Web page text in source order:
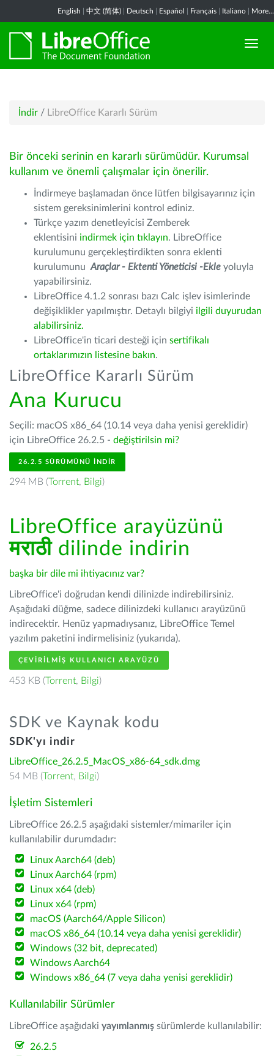
English 中文 (简体) Deutsch Español Français Italiano More...
İndir / LibreOffice Kararlı Sürüm
Bir önceki serinin en kararlı sürümüdür. Kurumsal
kullanım ve önemli çalışmalar için önerilir.
İndirmeye başlamadan önce lütfen bilgisayarınız için
sistem gereksinimlerini kontrol ediniz.
Türkçe yazım denetleyicisi Zemberek
eklentisini indirmek için tıklayın. LibreOffice
kurulumunu gerçekleştirdikten sonra eklenti
kurulumunu Araçlar - Ektenti Yöneticisi -Ekle yoluyla
yapabilirsiniz.
LibreOffice 4.1.2 sonrası bazı Calc işlev isimlerinde
değişiklikler yapılmıştır. Detaylı bilgiyi ilgili duyurudan
alabilirsiniz.
LibreOffice'in ticari desteği için sertifikalı
ortaklarımızın listesine bakın.
LibreOffice Kararlı Sürüm
Ana Kurucu
Seçili: macOS x86_64 (10.14 veya daha yenisi gereklidir)
için LibreOffice 26.2.5 - değiştirilsin mi?
26.2.5 SÜRÜMÜNÜ İNDIR
294 MB (Torrent, Bilgi)
LibreOffice arayüzünü
मराठीdilinde indirin
başka bir dile mi ihtiyacınız var?
LibreOffice'i doğrudan kendi dilinizde indirebilirsiniz.
Aşağıdaki düğme, sadece dilinizdeki kullanıcı arayüzünü
indirecektir. Henüz yapmadıysanız, LibreOffice Temel
yazılım paketini indirmelisiniz (yukarıda).
ÇEVIRILMIŞ KULLANICI ARAYÜZÜ
453 KB (Torrent, Bilgi)
SDK ve Kaynak kodu
SDK'yı indir
LibreOffice_26.2.5_MacOS_x86-64_sdk.dmg
54 MB (Torrent, Bilgi)
İşletim Sistemleri
LibreOffice 26.2.5 aşağıdaki sistemler/mimariler için
kullanılabilir durumdadır:
Linux Aarch64 (deb)
Linux Aarch64 (rpm)
Linux x64 (deb)
Linux x64 (rpm)
macOS (Aarch64/Apple Silicon)
macOS x86_64 (10.14 veya daha yenisi gereklidir)
Windows (32 bit, deprecated)
Windows Aarch64
Windows x86_64 (7 veya daha yenisi gereklidir)
Kullanılabilir Sürümler
LibreOffice aşağıdaki yayımlanmış sürümlerde kullanılabilir:
26.2.5